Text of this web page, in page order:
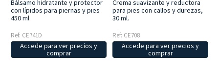
Bálsamo hidratante y protector
con lípidos para piernas y pies
450 ml
Ref: CE741D
Accede para ver precios y
comprar
Crema suavizante y reductora
para pies con callos y durezas,
30 ml.
Ref: CE708
Accede para ver precios y
comprar